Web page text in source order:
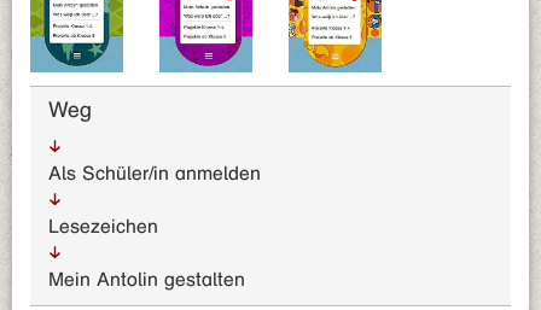
Weg
Als Schüler/in anmelden
Lesezeichen
Mein Antolin gestalten